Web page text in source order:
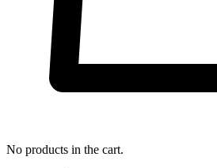
No products in the cart.